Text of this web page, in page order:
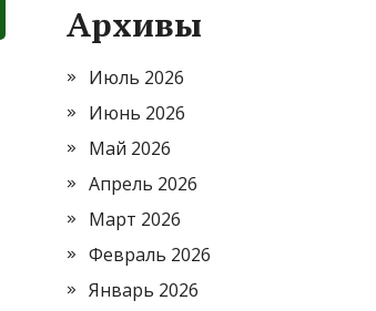
Архивы
Июль 2026
Июнь 2026
Май 2026
Апрель 2026
Март 2026
Февраль 2026
Январь 2026